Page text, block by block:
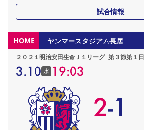
試合情報
HOME ヤンマースタジアム長居
２０２１明治安田生命Ｊ１リーグ 第３節第１日
3.10 水 19:03
2-1